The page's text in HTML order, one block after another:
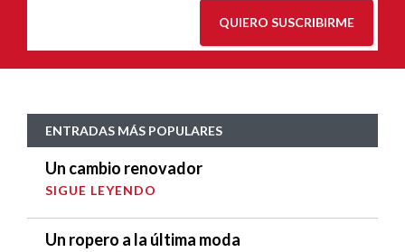
QUIERO SUSCRIBIRME
ENTRADAS MÁS POPULARES
Un cambio renovador
SIGUE LEYENDO
Un ropero a la última moda